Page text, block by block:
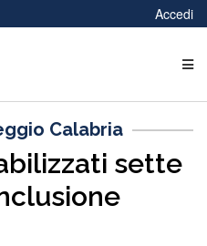
Accedi
Calabria
sette